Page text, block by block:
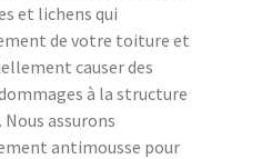
et lichens qui
de votre toiture et
causer des
à la structure
assurons
antimousse pour